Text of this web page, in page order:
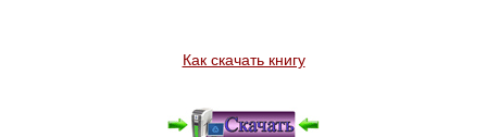
Как скачать книгу